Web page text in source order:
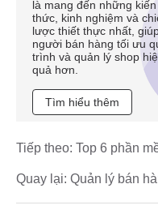
là mang đến những kiến
thức, kinh nghiệm và
lược thiết thực nhất,
người bán hàng tối ưu
trình và quản lý shop
quả hơn.
Tìm hiểu thêm
Quay lại: Quản lý bán
Tiếp theo: Top 6 phần